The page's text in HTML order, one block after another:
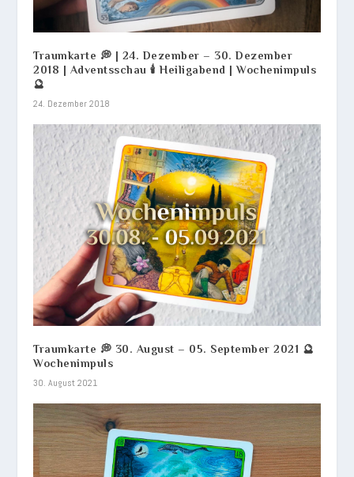
Traumkarte 💭 | 24. Dezember – 30. Dezember
2018 | Adventsschau 🕯 Heiligabend | Wochenimpuls
🔮
24. Dezember 2018
Traumkarte 💭 30. August – 05. September 2021 🔮
Wochenimpuls
30. August 2021